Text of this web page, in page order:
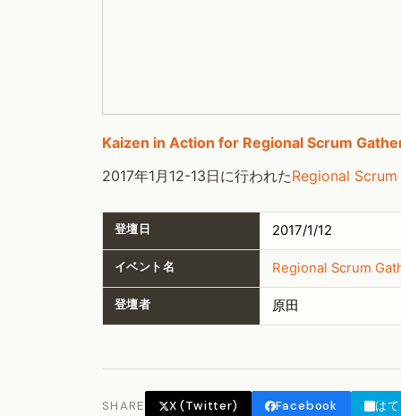
Kaizen in Action for Regional Scrum
2017年1月12-13日に行われたRegional
登壇日 2017/1/12
イベント名 Regional Scrum
登壇者 原田
SHARE X (Twitter) Facebook は